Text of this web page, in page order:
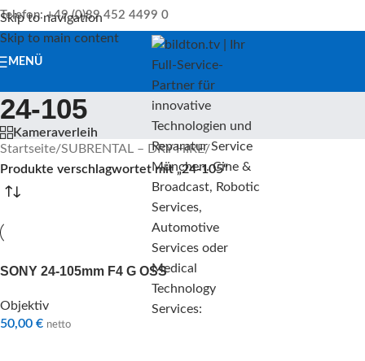
Skip to navigation
Skip to main content
Telefon: +49 (0)89 452 4499 0
MENÜ
24-105
Kameraverleih
Startseite/SUBRENTAL – DRY HIRE/
Produkte verschlagwortet mit „24-105“
SONY 24-105mm F4 G OSS
Objektiv
50,00 € netto